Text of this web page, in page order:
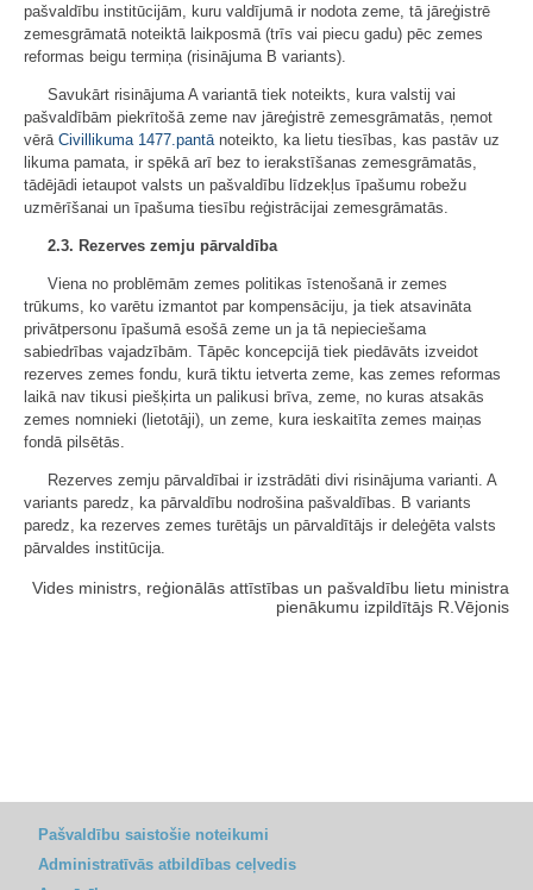
pašvaldību institūcijām, kuru valdījumā ir nodota zeme, tā jāreģistrē
zemesgrāmatā noteiktā laikposmā (trīs vai piecu gadu) pēc zemes
reformas beigu termiņa (risinājuma B variants).
Savukārt risinājuma A variantā tiek noteikts, kura valstij vai
pašvaldībām piekrītošā zeme nav jāreģistrē zemesgrāmatās, ņemot
vērā Civillikuma 1477.pantānoteikto, ka lietu tiesības, kas pastāv uz
likuma pamata, ir spēkā arī bez to ierakstīšanas zemesgrāmatās,
tādējādi ietaupot valsts un pašvaldību līdzekļus īpašumu robežu
uzmērīšanai un īpašuma tiesību reģistrācijai zemesgrāmatās.
2.3. Rezerves zemju pārvaldība
Viena no problēmām zemes politikas īstenošanā ir zemes
trūkums, ko varētu izmantot par kompensāciju, ja tiek atsavināta
privātpersonu īpašumā esošā zeme un ja tā nepieciešama
sabiedrības vajadzībām. Tāpēc koncepcijā tiek piedāvāts izveidot
rezerves zemes fondu, kurā tiktu ietverta zeme, kas zemes reformas
laikā nav tikusi piešķirta un palikusi brīva, zeme, no kuras atsakās
zemes nomnieki (lietotāji), un zeme, kura ieskaitīta zemes maiņas
fondā pilsētās.
Rezerves zemju pārvaldībai ir izstrādāti divi risinājuma varianti. A
variants paredz, ka pārvaldību nodrošina pašvaldības. B variants
paredz, ka rezerves zemes turētājs un pārvaldītājs ir deleģēta valsts
pārvaldes institūcija.
Vides ministrs, reģionālās attīstības un pašvaldību lietu ministra
pienākumu izpildītājs R.Vējonis
Pašvaldību saistošie noteikumi
Administratīvās atbildības ceļvedis